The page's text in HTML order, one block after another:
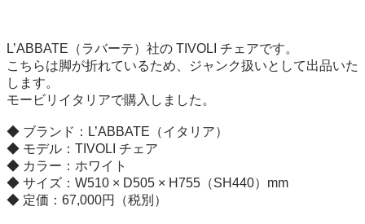
L’ABBATE（ラバーテ）社の TIVOLI チェアです。
こちらは脚が折れているため、ジャンク扱いとして出品いた
します。
モービリイタリアで購入しました。
◆ ブランド：L’ABBATE（イタリア）
◆ モデル：TIVOLI チェア
◆ カラー：ホワイト
◆ サイズ：W510 × D505 × H755（SH440）mm
◆ 定価：67,000円（税別）